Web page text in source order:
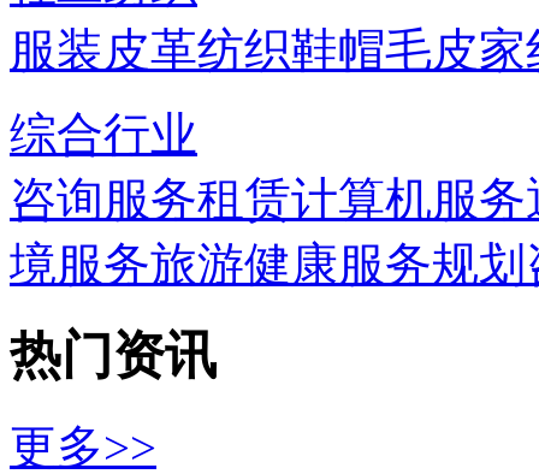
服装皮革纺织鞋帽毛皮家
综合行业
咨询服务租赁计算机服务
境服务旅游健康服务规划
热门资讯
更多>>